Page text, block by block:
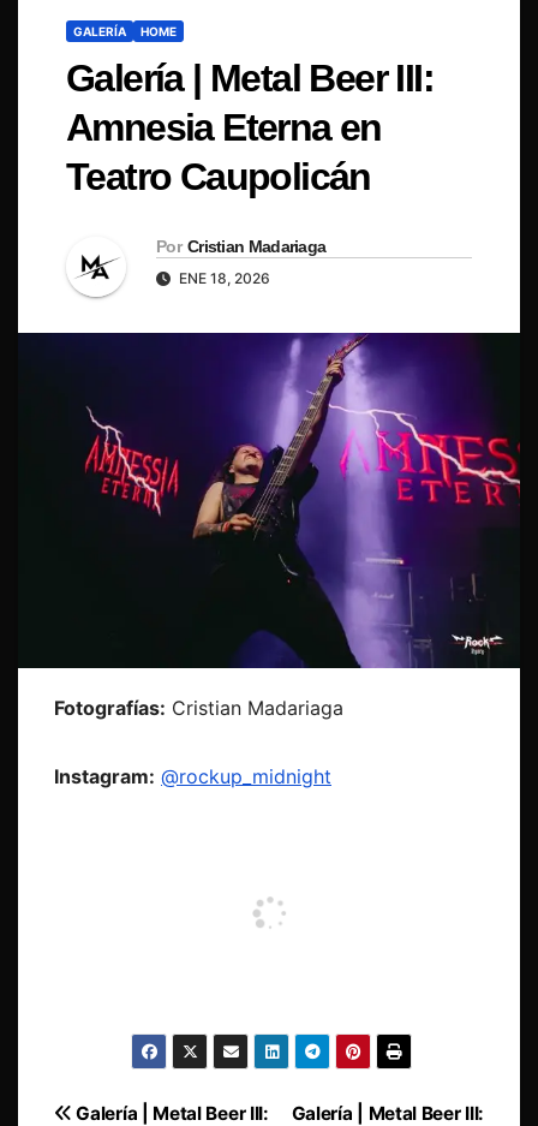
GALERÍA HOME
Galería | Metal Beer III:
Amnesia Eterna en
Teatro Caupolicán
Por Cristian Madariaga
ENE 18, 2026
Fotografías: Cristian Madariaga
Instagram: @rockup_midnight
Galería | Metal Beer III:
Galería | Metal Beer III: